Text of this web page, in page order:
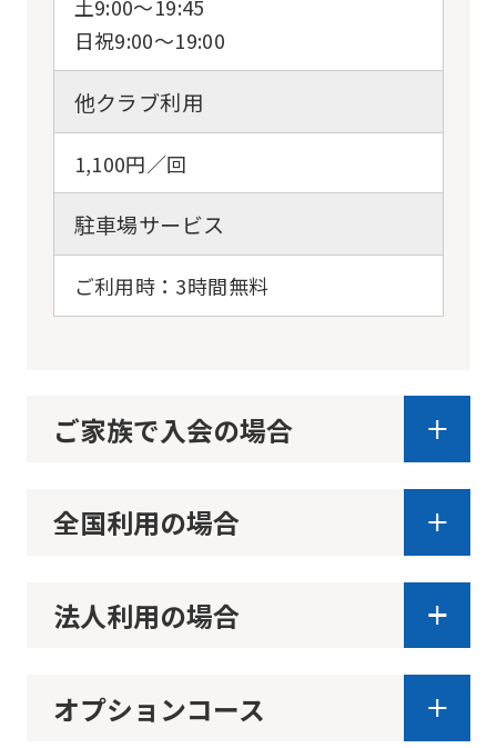
土9:00〜19:45
日祝9:00〜19:00
他クラブ利用
1,100円／回
駐車場サービス
ご利用時：3時間無料
ご家族で入会の場合
全国利用の場合
法人利用の場合
オプションコース
accurate
The
from
the
We
ask
using